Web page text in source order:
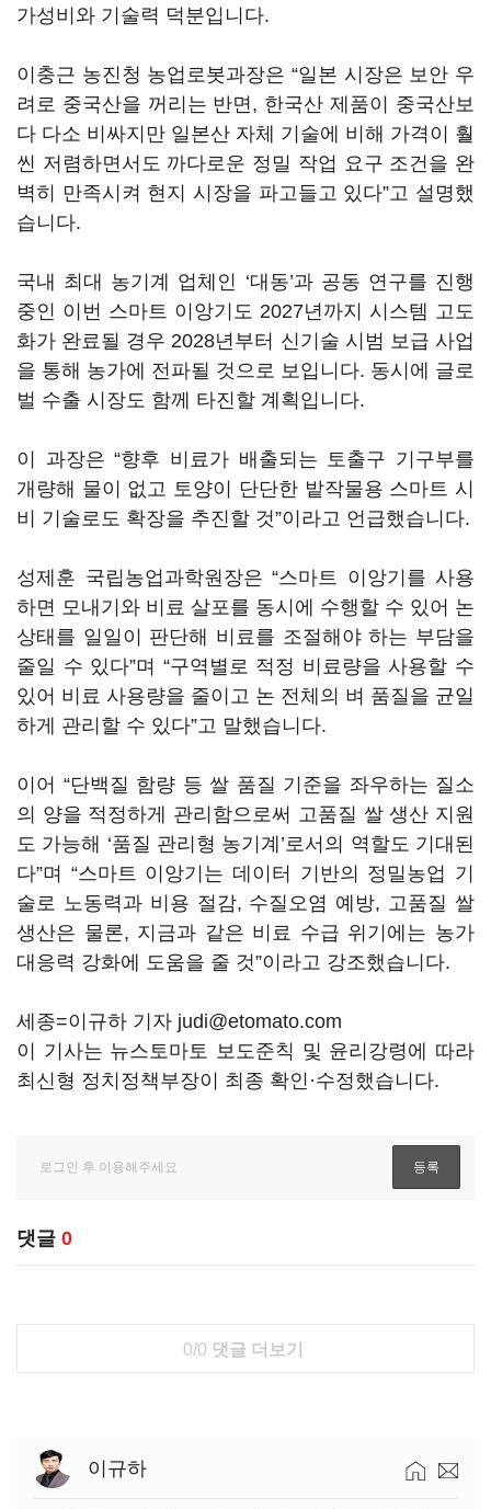
가성비와 기술력 덕분입니다.
이충근 농진청 농업로봇과장은 “일본 시장은 보안 우
려로 중국산을 꺼리는 반면, 한국산 제품이 중국산보
다 다소 비싸지만 일본산 자체 기술에 비해 가격이 훨
씬 저렴하면서도 까다로운 정밀 작업 요구 조건을 완
벽히 만족시켜 현지 시장을 파고들고 있다”고 설명했
습니다.
국내 최대 농기계 업체인 ‘대동’과 공동 연구를 진행
중인 이번 스마트 이앙기도 2027년까지 시스템 고도
화가 완료될 경우 2028년부터 신기술 시범 보급 사업
을 통해 농가에 전파될 것으로 보입니다. 동시에 글로
벌 수출 시장도 함께 타진할 계획입니다.
이 과장은 “향후 비료가 배출되는 토출구 기구부를
개량해 물이 없고 토양이 단단한 밭작물용 스마트 시
비 기술로도 확장을 추진할 것”이라고 언급했습니다.
성제훈 국립농업과학원장은 “스마트 이앙기를 사용
하면 모내기와 비료 살포를 동시에 수행할 수 있어 논
상태를 일일이 판단해 비료를 조절해야 하는 부담을
줄일 수 있다”며 “구역별로 적정 비료량을 사용할 수
있어 비료 사용량을 줄이고 논 전체의 벼 품질을 균일
하게 관리할 수 있다”고 말했습니다.
이어 “단백질 함량 등 쌀 품질 기준을 좌우하는 질소
의 양을 적정하게 관리함으로써 고품질 쌀 생산 지원
도 가능해 ‘품질 관리형 농기계’로서의 역할도 기대된
다”며 “스마트 이앙기는 데이터 기반의 정밀농업 기
술로 노동력과 비용 절감, 수질오염 예방, 고품질 쌀
생산은 물론, 지금과 같은 비료 수급 위기에는 농가
대응력 강화에 도움을 줄 것”이라고 강조했습니다.
세종=이규하 기자 judi@etomato.com
이 기사는 뉴스토마토 보도준칙 및 윤리강령에 따라
최신형 정치정책부장이 최종 확인·수정했습니다.
댓글 0
0/0 댓글 더보기
이규하